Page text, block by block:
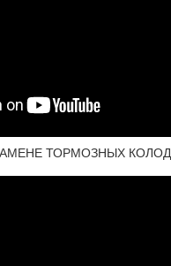
ТОРМОЗНЫХ